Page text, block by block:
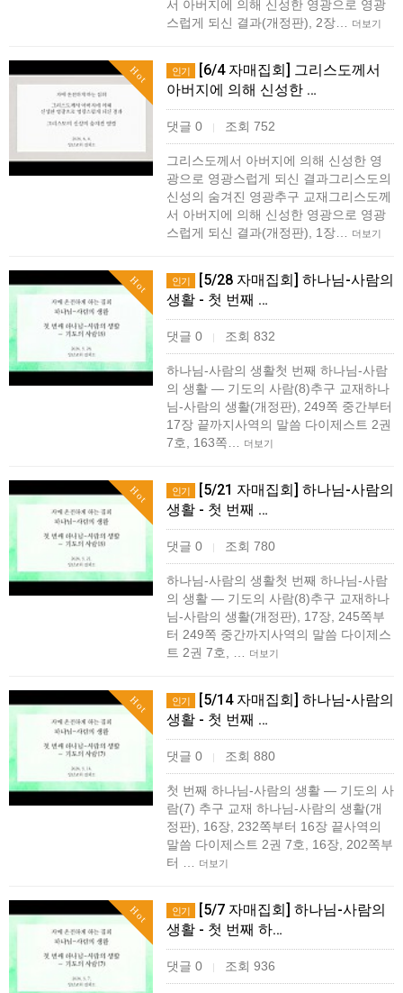
서 아버지에 의해 신성한 영광으로 영광
스럽게 되신 결과(개정판), 2장…
더보기
Hot 인기
[6/4 자매집회] 그리스도께서
아버지에 의해 신성한 …
댓글 0 | 조회 752
그리스도께서 아버지에 의해 신성한 영
광으로 영광스럽게 되신 결과그리스도의
신성의 숨겨진 영광추구 교재그리스도께
서 아버지에 의해 신성한 영광으로 영광
스럽게 되신 결과(개정판), 1장…
더보기
Hot 인기
[5/28 자매집회] 하나님-사람의
생활 - 첫 번째 …
댓글 0 | 조회 832
하나님-사람의 생활첫 번째 하나님-사람
의 생활 ― 기도의 사람(8)추구 교재하나
님-사람의 생활(개정판), 249쪽 중간부터
17장 끝까지사역의 말씀 다이제스트 2권
7호, 163쪽…
더보기
Hot 인기
[5/21 자매집회] 하나님-사람의
생활 - 첫 번째 …
댓글 0 | 조회 780
하나님-사람의 생활첫 번째 하나님-사람
의 생활 ― 기도의 사람(8)추구 교재하나
님-사람의 생활(개정판), 17장, 245쪽부
터 249쪽 중간까지사역의 말씀 다이제스
트 2권 7호, …
더보기
Hot 인기
[5/14 자매집회] 하나님-사람의
생활 - 첫 번째 …
댓글 0 | 조회 880
첫 번째 하나님-사람의 생활 ― 기도의 사
람(7) 추구 교재 하나님-사람의 생활(개
정판), 16장, 232쪽부터 16장 끝사역의
말씀 다이제스트 2권 7호, 16장, 202쪽부
터 …
더보기
Hot 인기
[5/7 자매집회] 하나님-사람의
생활 - 첫 번째 하…
댓글 0 | 조회 936